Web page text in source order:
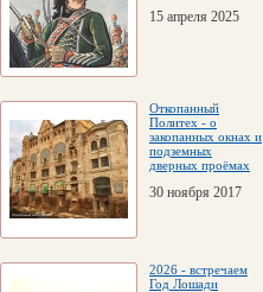
15 апреля 2025
Откопанный
Политех - о
закопанных окнах и
подземных
дверных проёмах
30 ноября 2017
2026 - встречаем
Год Лошади